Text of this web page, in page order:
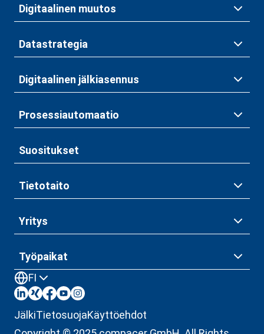
Digitaalinen muutos
Datastrategia
Digitaalinen jälkiasennus
Prosessiautomaatio
Suositukset
Tietotaito
Yritys
Työpaikat
FI
JälkiTietosuojaKäyttöehdot